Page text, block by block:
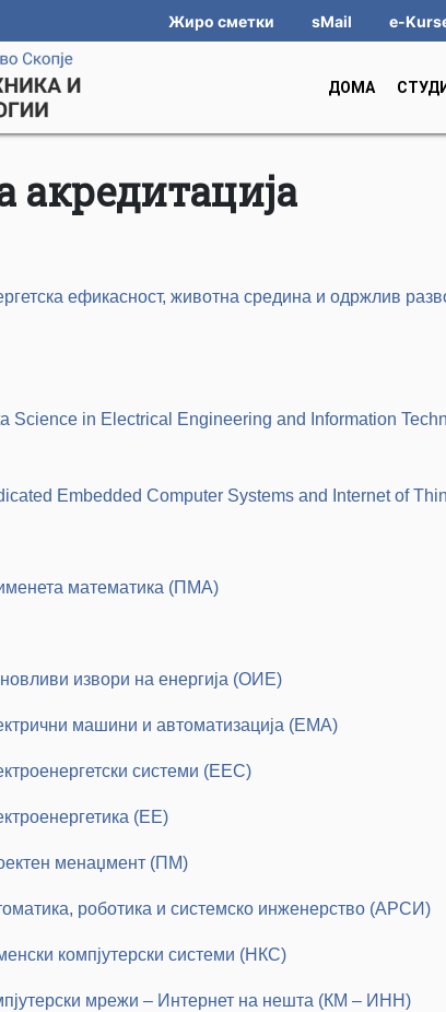
Жиро сметки sMail e-
ДОМА
акредитација
ефикасност, животна средина и одржлив
Science in Electrical Engineering and Information
Embedded Computer Systems and Internet of
математика (ПМА)
извори на енергија (ОИЕ)
машини и автоматизација (ЕМА)
системи (ЕЕС)
(ЕЕ)
менаџмент (ПМ)
роботика и системско инженерство (АРСИ)
компјутерски системи (НКС)
мрежи – Интернет на нешта (КМ – ИНН)